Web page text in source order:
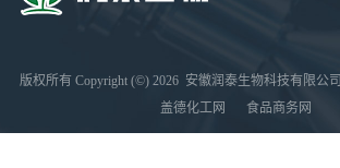
版权所有 Copyright (©) 2026 安徽润泰生物科技有限公司
盖德化工网
食品商务网